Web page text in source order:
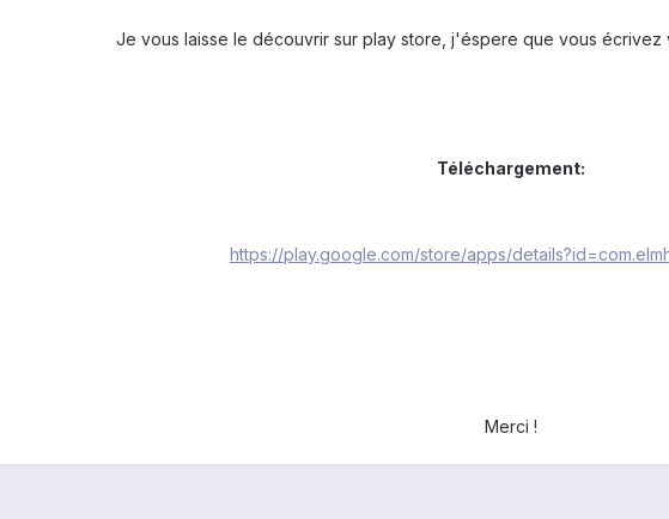
Je vous laisse le découvrir sur play store, j'éspere que vous
Téléchargement:
https://play.google.com/store/apps/
Merci !